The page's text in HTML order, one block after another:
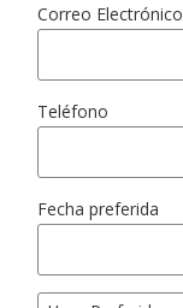
Correo Electrónico
Teléfono
Fecha preferida